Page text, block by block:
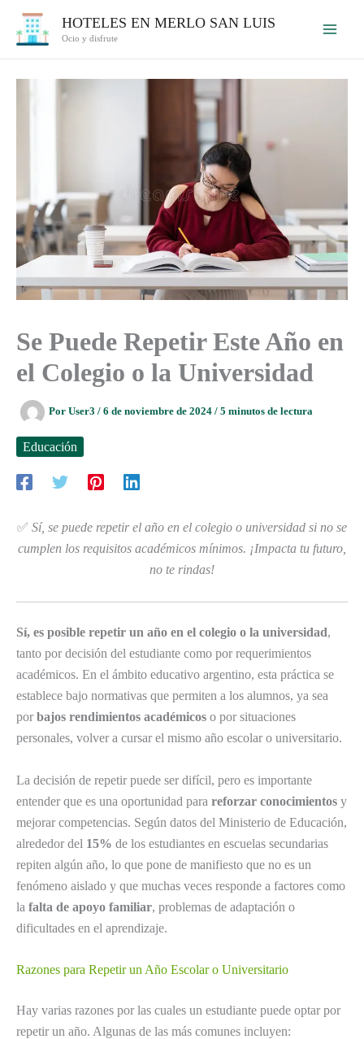
HOTELES EN MERLO SAN LUIS
Ocio y disfrute
Se Puede Repetir Este Año en
el Colegio o la Universidad
Por User3 / 6 de noviembre de 2024 / 5 minutos de lectura
Educación
✅ Sí, se puede repetir el año en el colegio o universidad si no se
cumplen los requisitos académicos mínimos. ¡Impacta tu futuro,
no te rindas!
Sí, es posible repetir un año en el colegio o la universidad,
tanto por decisión del estudiante como por requerimientos
académicos. En el ámbito educativo argentino, esta práctica se
establece bajo normativas que permiten a los alumnos, ya sea
por bajos rendimientos académicos o por situaciones
personales, volver a cursar el mismo año escolar o universitario.
La decisión de repetir puede ser difícil, pero es importante
entender que es una oportunidad para reforzar conocimientos y
mejorar competencias. Según datos del Ministerio de Educación,
alrededor del 15% de los estudiantes en escuelas secundarias
repiten algún año, lo que pone de manifiesto que no es un
fenómeno aislado y que muchas veces responde a factores como
la falta de apoyo familiar, problemas de adaptación o
dificultades en el aprendizaje.
Razones para Repetir un Año Escolar o Universitario
Hay varias razones por las cuales un estudiante puede optar por
repetir un año. Algunas de las más comunes incluyen: